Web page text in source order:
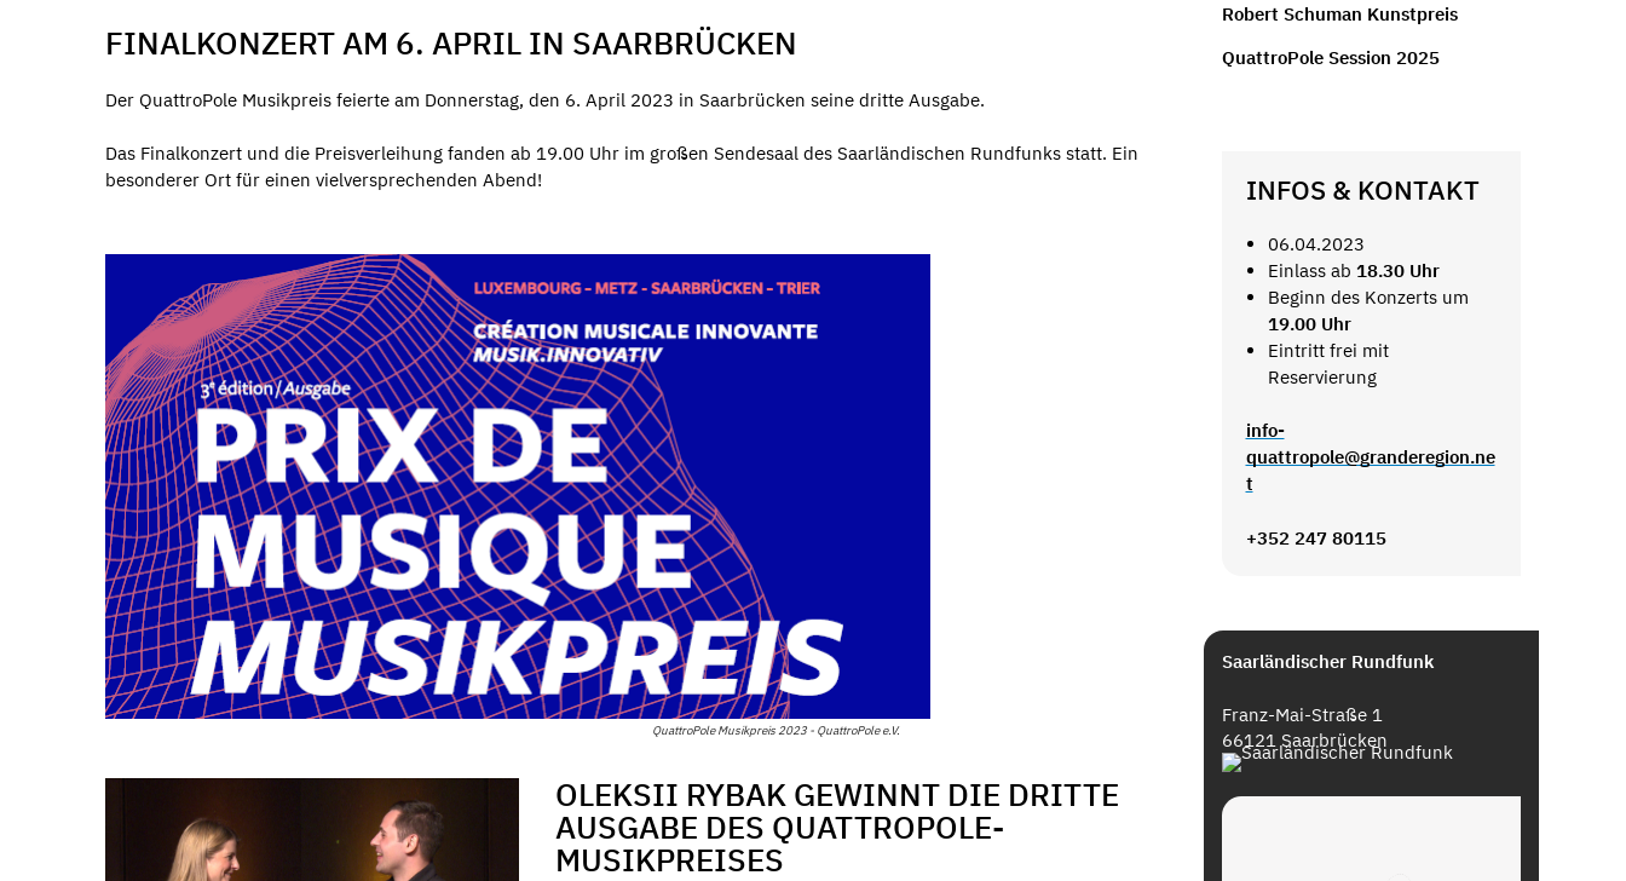
FINALKONZERT AM 6. APRIL IN SAARBRÜCKEN
Der QuattroPole Musikpreis feierte am Donnerstag, den 6. April 2023 in Saarbrücken seine dritte Ausgabe.
Das Finalkonzert und die Preisverleihung fanden ab 19.00 Uhr im großen Sendesaal des Saarländischen Rundfunks statt. Ein
besonderer Ort für einen vielversprechenden Abend!
QuattroPole Musikpreis 2023 - QuattroPole e.V.
OLEKSII RYBAK GEWINNT DIE DRITTE
AUSGABE DES QUATTROPOLE-
MUSIKPREISES
Robert Schuman Kunstpreis
QuattroPole Session 2025
INFOS & KONTAKT
06.04.2023
Einlass ab18.30 Uhr
Beginn des Konzerts um
19.00 Uhr
Eintritt frei mit
Reservierung
info-
quattropole@granderegion.ne
t
+352 247 80115
Saarländischer Rundfunk
Franz-Mai-Straße 1
66121 Saarbrücken